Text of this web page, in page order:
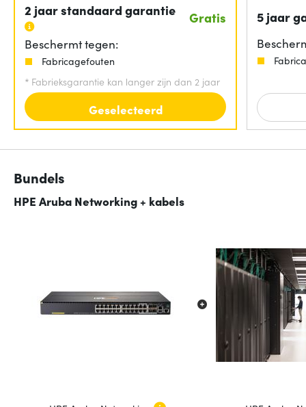
2 jaar standaard garantie Gratis
Beschermt tegen:
Fabricagefouten
* Fabrieksgarantie kan langer zijn dan 2 jaar
Geselecteerd
5 jaar
Bundels
HPE Aruba Networking + kabels